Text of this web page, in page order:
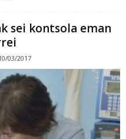
sei kontsola eman
03/2017